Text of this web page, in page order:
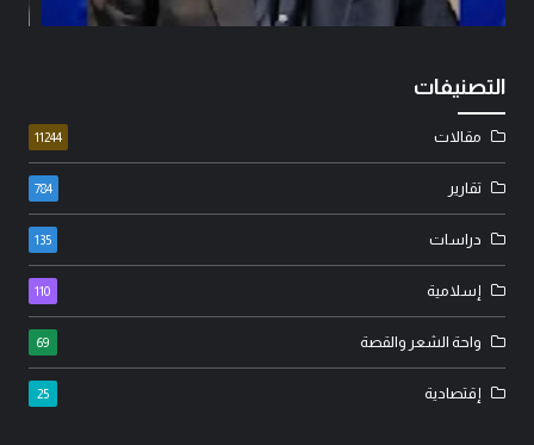
التصنيفات
مقالات 11244
تقارير 784
دراسات 135
إسلامية 110
واحة الشعر والقصة 69
إقتصادية 25